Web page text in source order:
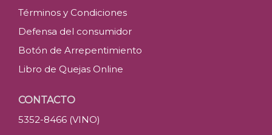
Términos y Condiciones
Defensa del consumidor
Botón de Arrepentimiento
Libro de Quejas Online
CONTACTO
5352-8466 (VINO)